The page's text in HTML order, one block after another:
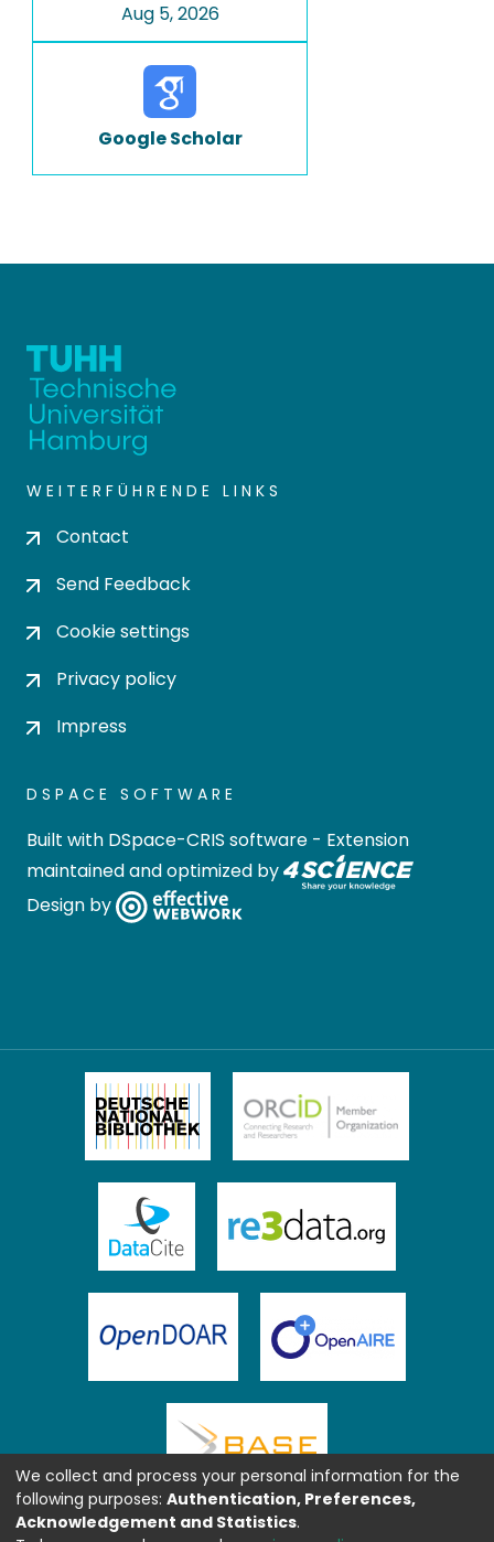
Aug 5, 2026
Google Scholar
WEITERFÜHRENDE LINKS
Contact
Send Feedback
Cookie settings
Privacy policy
Impress
DSPACE SOFTWARE
Built with DSpace-CRIS software - Extension
maintained and optimized by
Design by
We collect and process your personal information for the
following purposes: Authentication, Preferences,
Acknowledgement and Statistics.